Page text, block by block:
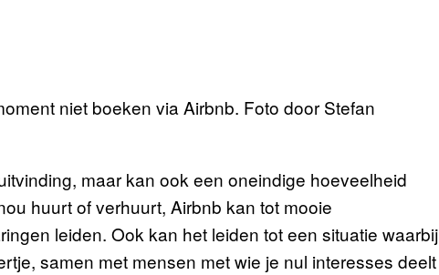
niet boeken via Airbnb. Foto door Stefan
maar kan ook een oneindige hoeveelheid
huurt of verhuurt, Airbnb kan tot mooie
leiden. Ook kan het leiden tot een situatie waarbij
samen met mensen met wie je nul interesses deelt